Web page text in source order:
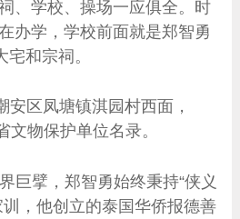
、学校、操场一应俱全。时
办学，学校前面就是郑智勇
宅和宗祠。
安区凤塘镇淇园村西面，
文物保护单位名录。
巨擘，郑智勇始终秉持“侠义
，他创立的泰国华侨报德善